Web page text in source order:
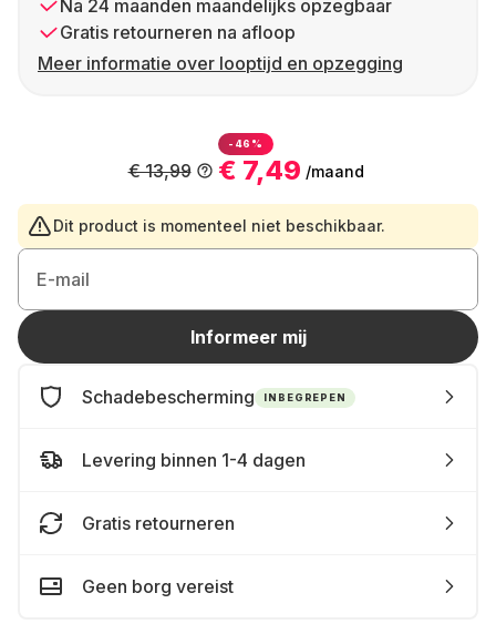
Na 24 maanden maandelijks opzegbaar
Gratis retourneren na afloop
Meer informatie over looptijd en opzegging
-46%
€ 7,49 /maand
€ 13,99
Dit product is momenteel niet beschikbaar.
E-mail
Informeer mij
Schadebescherming INBEGREPEN
Levering binnen 1-4 dagen
Gratis retourneren
Geen borg vereist